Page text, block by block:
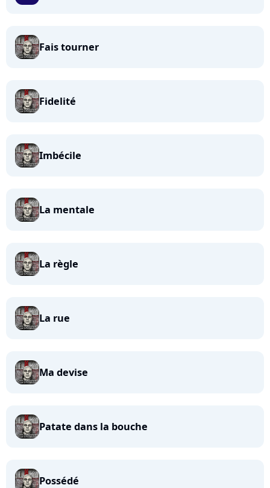
Fais tourner
Fidelité
Imbécile
La mentale
La règle
La rue
Ma devise
Patate dans la bouche
Possédé